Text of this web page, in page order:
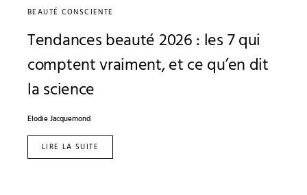
BEAUTÉ CONSCIENTE
Tendances beauté 2026 : les 7 qui
comptent vraiment, et ce qu’en dit
la science
Elodie Jacquemond
LIRE LA SUITE